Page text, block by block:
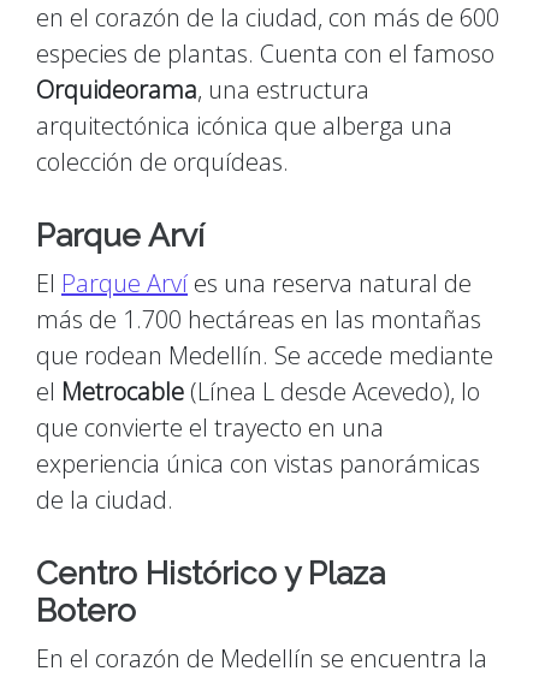
en el corazón de la ciudad, con más de 600
especies de plantas. Cuenta con el famoso
Orquideorama, una estructura
arquitectónica icónica que alberga una
colección de orquídeas.
Parque Arví
El Parque Arví es una reserva natural de
más de 1.700 hectáreas en las montañas
que rodean Medellín. Se accede mediante
el Metrocable (Línea L desde Acevedo), lo
que convierte el trayecto en una
experiencia única con vistas panorámicas
de la ciudad.
Centro Histórico y Plaza
Botero
En el corazón de Medellín se encuentra la